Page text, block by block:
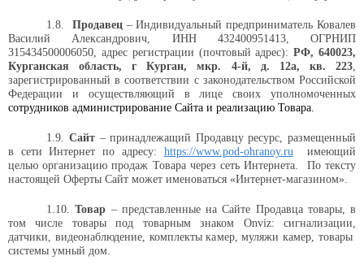
1.8. Продавец – Индивидуальный предпринимательКовалев
Василий Александрович, ИНН 432400951413, ОГРНИП
315434500006050, адрес регистрации (почтовый адрес):РФ, 640023,
Курганская область, г Курган, мкр. 4-й, д. 12а, кв. 223,
зарегистрированный в соответствии с законодательством Российской
Федерации и осуществляющий в лице своих уполномоченных
сотрудников администрирование Сайта и реализацию Товара.
1.9. Сайт – принадлежащий Продавцу ресурс, размещенный
в сети Интернет по адресу: https://www.pod-ohranoy.ru
имеющий
целью организацию продаж Товара через сеть Интернета.
По тексту
настоящей Оферты Сайт может именоваться «Интернет-магазином».
1.10.Товар – представленные на Сайте Продавца товары, в
том числе товары под товарным знаком Onviz: сигнализации,
датчики, видеонаблюдение, комплекты камер, муляжи камер, товары
системы умный дом.